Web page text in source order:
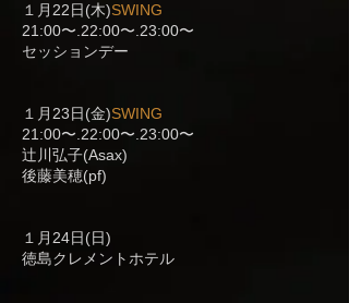
１月22日(木)SWING
21:00〜.22:00〜.23:00〜
セッションデー
１月23日(金)SWING
21:00〜.22:00〜.23:00〜
辻川弘子(Asax)
後藤美穂(pf)
１月24日(日)
徳島クレメントホテル